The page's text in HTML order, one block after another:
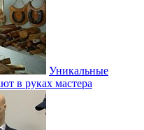
Уникальные
в руках мастера